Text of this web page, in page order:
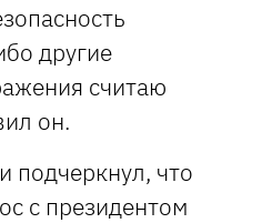
другие
считаю
он.
подчеркнул, что
с президентом